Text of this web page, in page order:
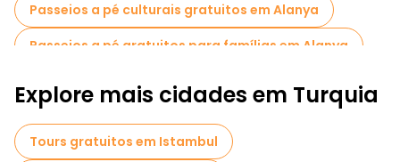
Passeios a pé culturais gratuitos em Alanya
Passeios a pé gratuitos para famílias em Alanya
Atividades esportivas em Alanya
Visitas de degustação locais em Alanya
Explore mais cidades em Turquia
Tours gratuitos em Istambul